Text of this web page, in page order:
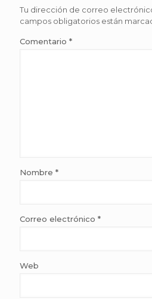
Tu dirección de correo
campos obligatorios están
Comentario *
Nombre *
Correo electrónico *
Web